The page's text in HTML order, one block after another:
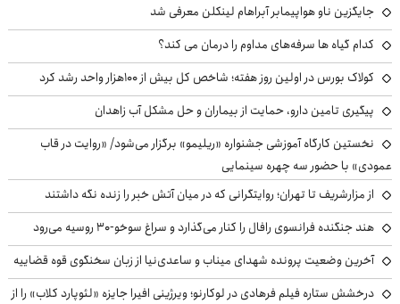
جایگزین ناو هواپیمابر آبراهام لینکلن معرفی شد
کدام گیاه ها سرفه‌های مداوم را درمان می کند؟
کولاک بورس در اولین روز هفته؛ شاخص کل بیش از ۱۰۰هزار واحد رشد کرد
پیگیری تامین دارو، حمایت از بیماران و حل مشکل آب زاهدان
نخستین کارگاه آموزشی جشنواره «ریلیمو» برگزار می‌شود/ «روایت در قاب
عمودی» با حضور سه چهره سینمایی
از مزارشریف تا تهران؛ روایتگرانی که در میان آتش خبر را زنده نگه داشتند
هند جنگنده فرانسوی رافال را کنار می‌گذارد و سراغ سوخو-30 روسیه می‌رود
آخرین وضعیت پرونده شهدای میناب و ساعدی‌نیا از زبان سخنگوی قوه قضاییه
درخشش ستاره فیلم فرهادی در لوکارنو؛ ویرژینی افیرا جایزه «لئوپارد کلاب» را از